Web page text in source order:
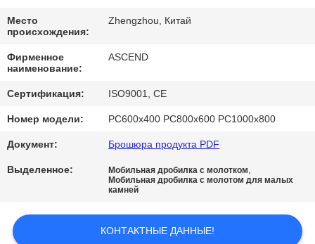
ПОЛИТИКА
КОНФИДЕНЦИАЛЬНОСТИ
Место
происхождения:
Zhengzhou, Китай
Фирменное
наименование:
ASCEND
Сертификация: ISO9001, CE
Номер модели: PC600x400 PC800x600 PC1000x800
Документ: Брошюра продукта PDF
Выделенное: Мобильная дробилка с молотком,
Мобильная дробилка с молотом для малых
камней
КОНТАКТНЫЕ ДАННЫЕ!